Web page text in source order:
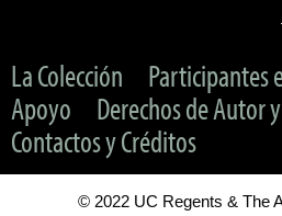
La Colección
Participantes
Apoyo
Derechos de Autor
Contactos y Créditos
© 2022 UC Regents & The